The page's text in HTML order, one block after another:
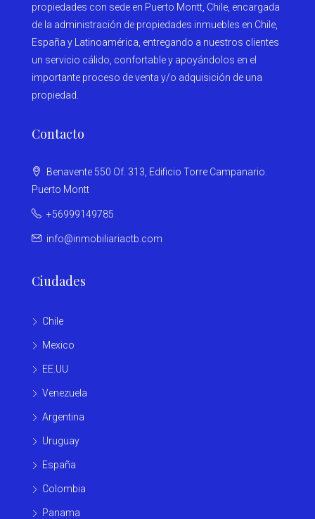
propiedades con sede en Puerto Montt, Chile, encargada
de la administración de propiedades inmuebles en Chile,
España y Latinoamérica, entregando a nuestros clientes
un servicio cálido, confortable y apoyándolos en el
importante proceso de venta y/o adquisición de una
propiedad.
Contacto
Benavente 550 Of. 313, Edificio Torre Campanario.
Puerto Montt
+56999149785
info@inmobiliariactb.com
Ciudades
Chile
Mexico
EE.UU
Venezuela
Argentina
Uruguay
España
Colombia
Panama